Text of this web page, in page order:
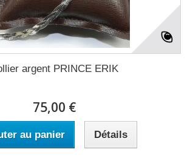
argent PRINCE ERIK
75,00 €
au panier Détails